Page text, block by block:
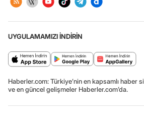
UYGULAMAMIZI İNDİRİN
Haberler.com: Türkiye’nin en kapsamlı haber
ve en güncel gelişmeler Haberler.com’da.